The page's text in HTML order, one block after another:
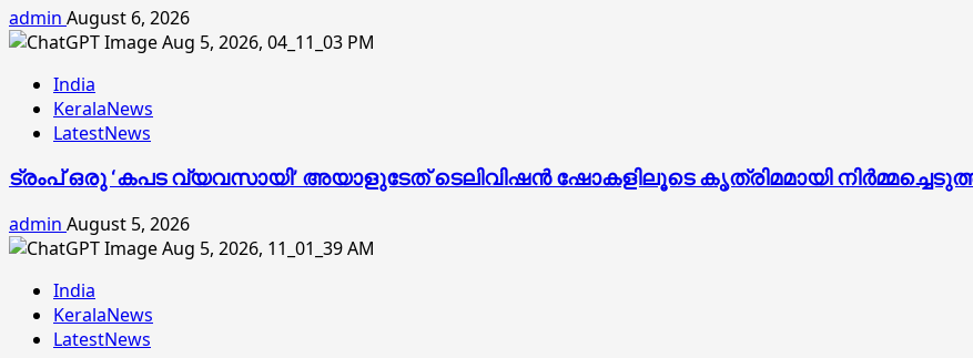
admin August 6, 2026
India
KeralaNews
LatestNews
ട്രംപ് ഒരു ‘കപട വ്യവസായി’ അയാളുടേത് ടെലിവിഷന്‍ ഷോകളിലൂടെ കൃത്രിമമായി
admin August 5, 2026
India
KeralaNews
LatestNews